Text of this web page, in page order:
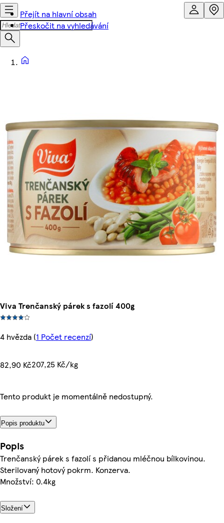
Přejít na hlavní obsah
Přeskočit na vyhledávání
Viva Trenčanský párek s fazolí 400g
4 hvězda (1 Počet recenzí)
82,90 Kč207,25 Kč/kg
Tento produkt je momentálně nedostupný.
Popis produktu
Popis
Trenčanský párek s fazolí s přidanou mléčnou bílkovinou.
Sterilovaný hotový pokrm. Konzerva.
Množství: 0.4kg
Složení